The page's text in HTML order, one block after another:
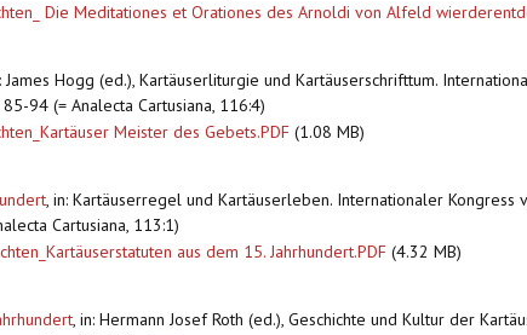
Die Meditationes et Orationes des Arnoldi von Alfeld
James Hogg (ed.), Kartäuserliturgie und Kartäuserschrifttum.
94 (= Analecta Cartusiana, 116:4)
Meister des Gebets.PDF (1.08 MB)
, in: Kartäuserregel und Kartäuserleben. Internationaler Kongress
Cartusiana, 113:1)
aus dem 15. Jahrhundert.PDF (4.32 MB)
, in: Hermann Josef Roth (ed.), Geschichte und Kultur der